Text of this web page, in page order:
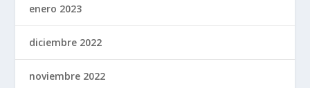
enero 2023
diciembre 2022
noviembre 2022